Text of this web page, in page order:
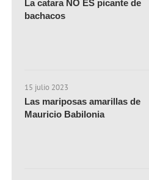
La catara NO ES picante de
bachacos
15 julio 2023
Las mariposas amarillas de
Mauricio Babilonia